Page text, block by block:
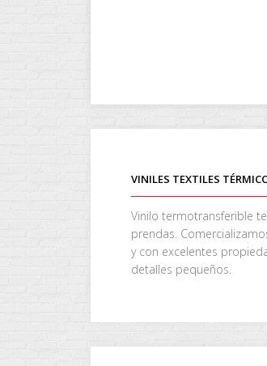
VINILES TEXTILES
Vinilo termotransferible
prendas.
y con excelentes
detalles pequeños.